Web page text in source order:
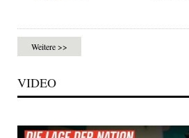
Weitere >>
VIDEO